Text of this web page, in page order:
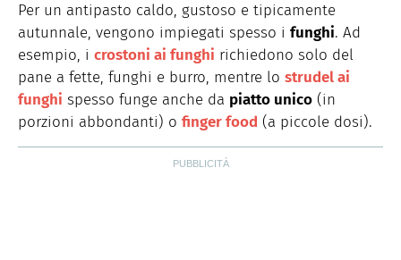
Per un antipasto caldo, gustoso e tipicamente
autunnale, vengono impiegati spesso i funghi. Ad
esempio, i crostoni ai funghi richiedono solo del
pane a fette, funghi e burro, mentre lo strudel ai
funghi spesso funge anche da piatto unico (in
porzioni abbondanti) o finger food (a piccole dosi).